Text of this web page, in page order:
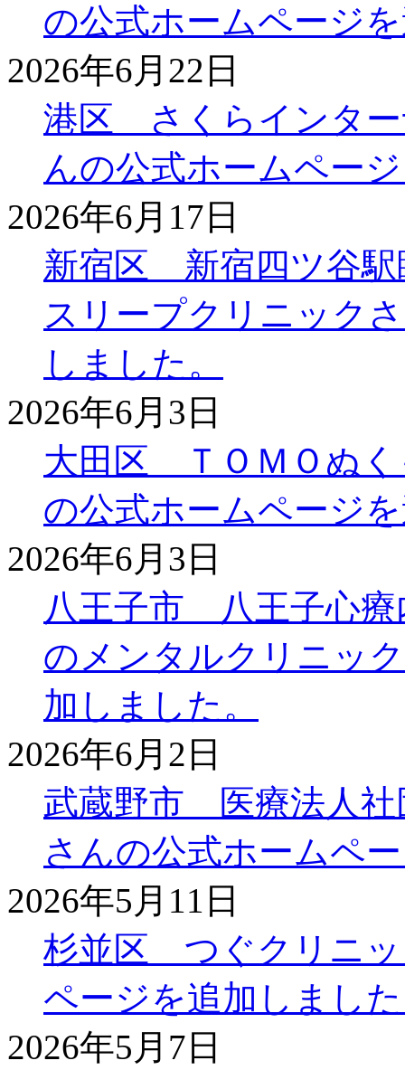
の公式ホームページ
2026年6月22日
港区 さくらインター
んの公式ホームペー
2026年6月17日
新宿区 新宿四ツ谷駅
スリープクリニック
しました。
2026年6月3日
大田区 ＴＯＭＯぬく
の公式ホームページ
2026年6月3日
八王子市 八王子心療
のメンタルクリニッ
加しました。
2026年6月2日
武蔵野市 医療法人
さんの公式ホームペ
2026年5月11日
杉並区 つぐクリニッ
ページを追加しまし
2026年5月7日